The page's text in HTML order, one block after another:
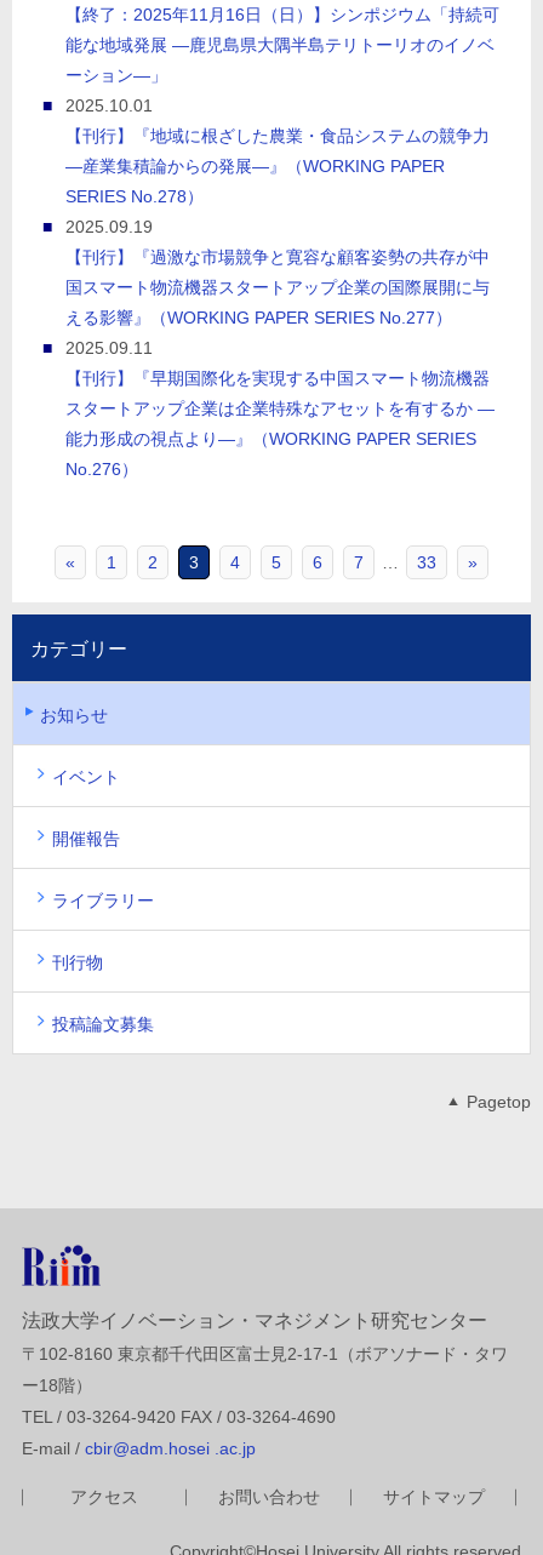
【終了：2025年11月16日（日）】シンポジウム「持続可
能な地域発展 ―鹿児島県大隅半島テリトーリオのイノベ
ーション―」
2025.10.01
【刊行】『地域に根ざした農業・食品システムの競争力
―産業集積論からの発展―』（WORKING PAPER
SERIES No.278）
2025.09.19
【刊行】『過激な市場競争と寛容な顧客姿勢の共存が中
国スマート物流機器スタートアップ企業の国際展開に与
える影響』（WORKING PAPER SERIES No.277）
2025.09.11
【刊行】『早期国際化を実現する中国スマート物流機器
スタートアップ企業は企業特殊なアセットを有するか ―
能力形成の視点より―』（WORKING PAPER SERIES
No.276）
« 1 2 3 4 5 6 7 33 »
カテゴリー
お知らせ
イベント
開催報告
ライブラリー
刊行物
投稿論文募集
Pagetop
法政大学イノベーション・マネジメント研究センター
〒102-8160 東京都千代田区富士見2-17-1（ボアソナード・タワ
ー18階）
TEL / 03-3264-9420 FAX / 03-3264-4690
E-mail / cbir@adm.hosei .ac.jp
アクセス お問い合わせ サイトマップ
Copyright©Hosei University All rights reserved